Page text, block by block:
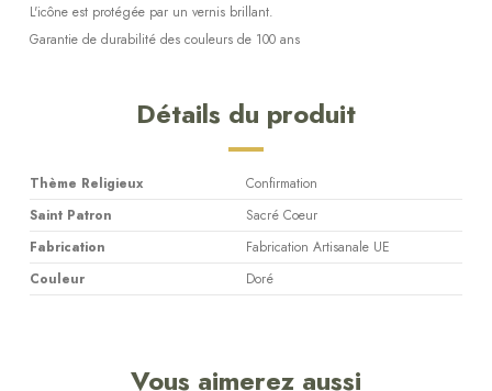
L'icône est protégée par un vernis brillant.
Garantie de durabilité des couleurs de 100 ans
Détails du produit
Thème Religieux
Confirmation
Saint Patron
Sacré Coeur
Fabrication
Fabrication Artisanale UE
Couleur
Doré
Vous aimerez aussi